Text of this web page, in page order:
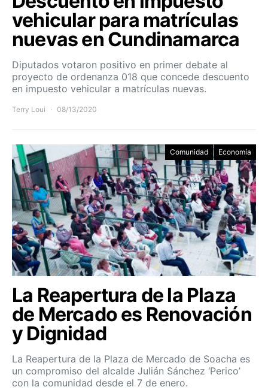
vehicular para matrículas
nuevas en Cundinamarca
Diputados votaron positivo en primer debate al
proyecto de ordenanza 018 que concede descuento
en impuesto vehicular a matrículas nuevas.
Terry Loui 08/13/2020
Comunidad Economía
La Reapertura de la Plaza
de Mercado es Renovación
y Dignidad
La Reapertura de la Plaza de Mercado de Soacha es
un compromiso del alcalde Julián Sánchez ‘Perico’
con la comunidad desde el 7 de enero.